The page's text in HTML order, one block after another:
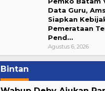
Data Guru,
Siapkan
Pemerataan
Pend…
Agustus 6, 2026
Bintan